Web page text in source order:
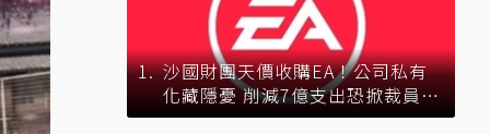
沙國財團天價收購EA！公司私有
化藏隱憂 削減7億支出恐掀裁員風
暴？